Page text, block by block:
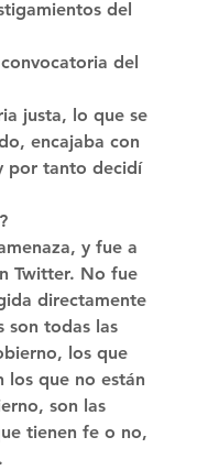
del
del
justa, lo que se
encajaba con
por tanto decidí
y fue a
Twitter. No fue
directamente
son todas las
los que
los que no están
son las
tienen fe o no,